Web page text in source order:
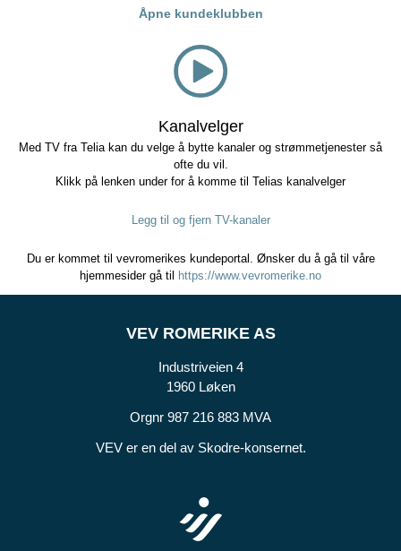
Åpne kundeklubben
Kanalvelger
Med TV fra Telia kan du velge å bytte kanaler og strømmetjenester så
ofte du vil.
Klikk på lenken under for å komme til Telias kanalvelger
Legg til og fjern TV-kanaler
Du er kommet til vevromerikes kundeportal. Ønsker du å gå til våre
hjemmesider gå til
https://www.vevromerike.no
VEV ROMERIKE AS
Industriveien 4
1960 Løken
Orgnr 987 216 883 MVA
VEV er en del av Skodre-konsernet.